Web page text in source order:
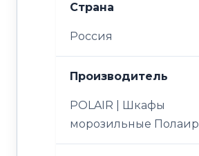
Страна
Россия
Производитель
POLAIR | Шкафы
морозильные Полаир